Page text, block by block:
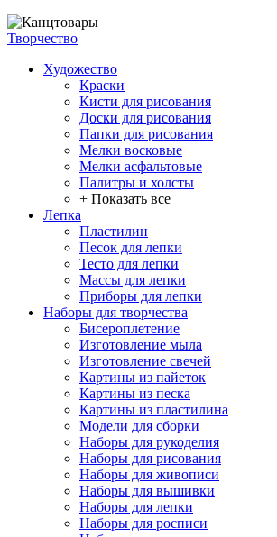
Творчество
Художество
Краски
Кисти для рисования
Доски для рисования
Папки для рисования
Мелки восковые
Мелки асфальтовые
Палитры и холсты
+ Показать все
Лепка
Пластилин
Песок для лепки
Тесто для лепки
Массы для лепки
Приборы для лепки
Наборы для творчества
Бисероплетение
Изготовление мыла
Изготовление свечей
Картины из пайеток
Картины из песка
Картины из пластилина
Модели для сборки
Наборы для рукоделия
Наборы для рисования
Наборы для живописи
Наборы для вышивки
Наборы для лепки
Наборы для росписи